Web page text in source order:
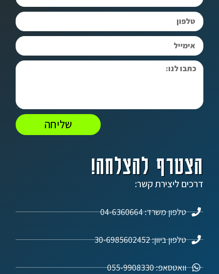
הצטרף להצלחה!
דרכים ליצירת קשר:
טלפון משרד: 04-6360664
טלפון ביוון: 30-6985602452
וואטסאפ: 055-9908330
שליחה